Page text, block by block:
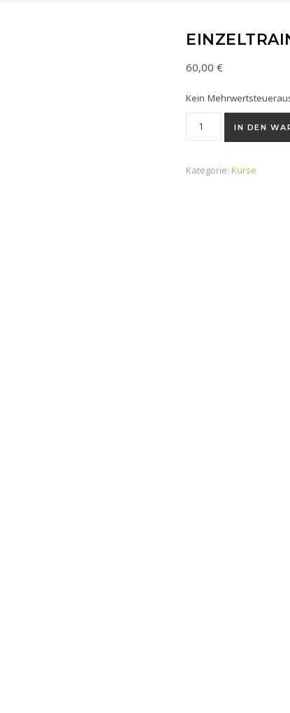
60,00€
Kein
Einzeltraining Menge
IN DEN
Kategorie:Kurse